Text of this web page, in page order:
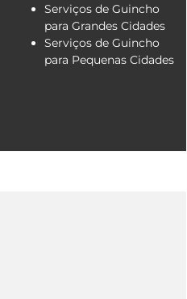
Serviços de Guincho
para Grandes Cidades
Serviços de Guincho
para Pequenas Cidades